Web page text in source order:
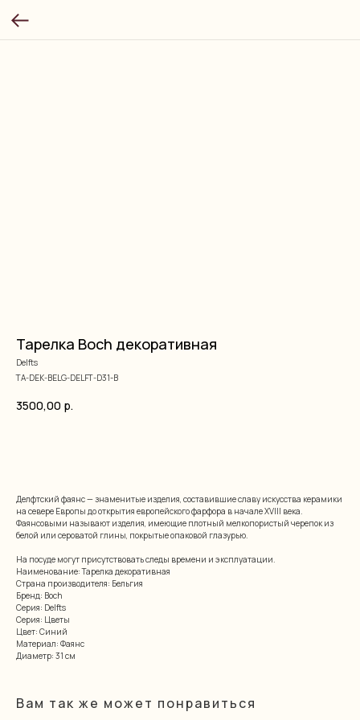
Тарелка Boch декоративная
Delfts
TA-DEK-BELG-DELFT-D31-B
3500,00 р.
Делфтский фаянс — знаменитые изделия, составившие славу искусства керамики
на севере Европы до открытия европейского фарфора в начале XVIII века.
Фаянсовыми называют изделия, имеющие плотный мелкопористый черепок из
белой или сероватой глины, покрытые опаковой глазурью.
На посуде могут присутствовать следы времени и эксплуатации.
Наименование: Тарелка декоративная
Страна производителя: Бельгия
Бренд: Boch
Серия: Delfts
Серия: Цветы
Цвет: Синий
Материал: Фаянс
Диаметр: 31 см
Вам так же может понравиться